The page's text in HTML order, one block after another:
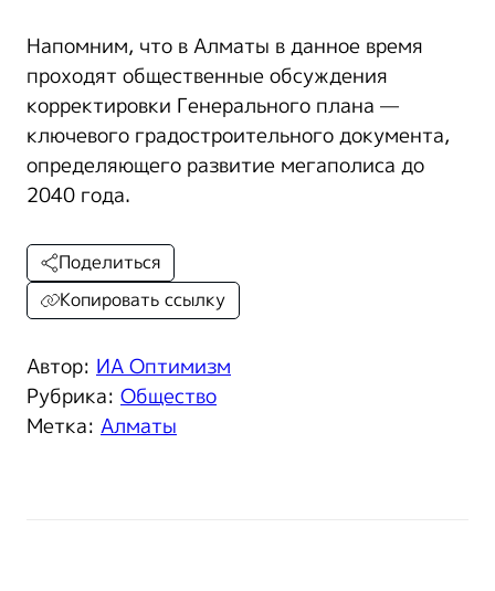
Напомним, что в Алматы в данное время
проходят общественные обсуждения
корректировки Генерального плана —
ключевого градостроительного документа,
определяющего развитие мегаполиса до
2040 года.
Автор: ИА Оптимизм
Рубрика: Общество
Метка: Алматы
Поделиться
Копировать ссылку